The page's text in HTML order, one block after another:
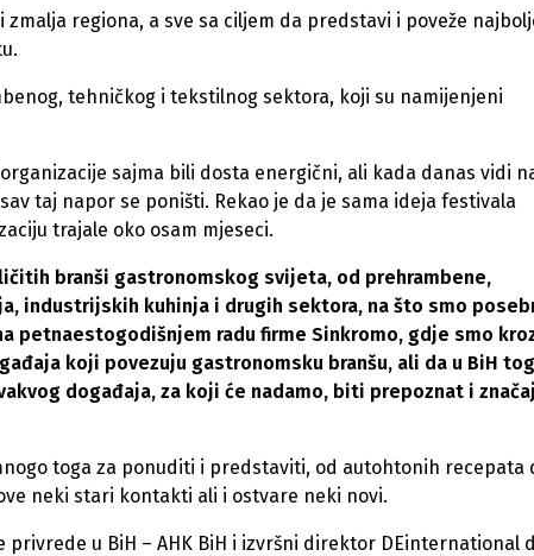
regiona, a sve sa ciljem da predstavi i poveže
tehničkog i tekstilnog sektora, koji su namijenjeni
sajma bili dosta energični, ali kada danas vidi
taj napor se poništi. Rekao je da je sama ideja festivala
trajale oko osam mjeseci.
branši gastronomskog svijeta, od prehrambene,
industrijskih kuhinja i drugih sektora, na što smo
petnaestogodišnjem radu firme Sinkromo, gdje smo
koji povezuju gastronomsku branšu, ali da u BiH
događaja, za koji će nadamo, biti prepoznat i
toga za ponuditi i predstaviti, od autohtonih recepata
neki stari kontakti ali i ostvare neki novi.
u BiH – AHK BiH i izvršni direktor DEinternational